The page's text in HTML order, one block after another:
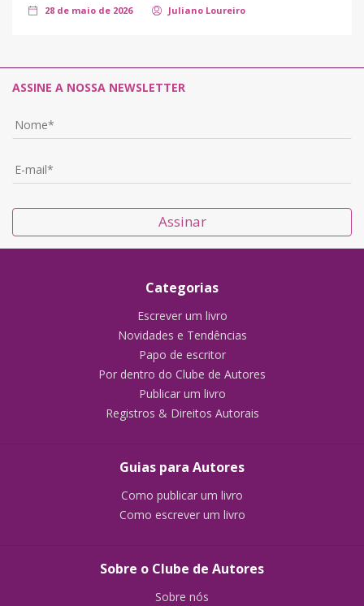
28 de maio de 2026 Juliano Loureiro
ASSINE A NOSSA NEWSLETTER
Assinar
Categorias
Escrever um livro
Novidades e Tendências
Papo de escritor
Por dentro do Clube de Autores
Publicar um livro
Registros & Direitos Autorais
Guias para Autores
Como publicar um livro
Como escrever um livro
Sobre o Clube de Autores
Sobre nós